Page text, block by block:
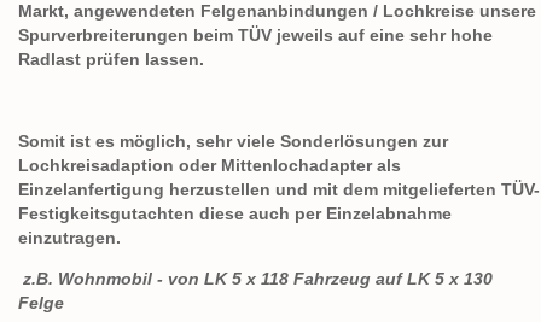
Markt, angewendeten Felgenanbindungen / Lochkreise unsere
Spurverbreiterungen beim TÜV jeweils auf eine sehr hohe
Radlast prüfen lassen.
Somit ist es möglich, sehr viele Sonderlösungen zur
Lochkreisadaption oder Mittenlochadapter als
Einzelanfertigung herzustellen und mit dem mitgelieferten TÜV-
Festigkeitsgutachten diese auch per Einzelabnahme
einzutragen.
z.B. Wohnmobil - von LK 5 x 118 Fahrzeug auf LK 5 x 130
Felge